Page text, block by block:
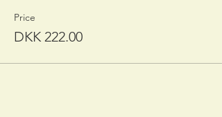
Price
DKK 222.00